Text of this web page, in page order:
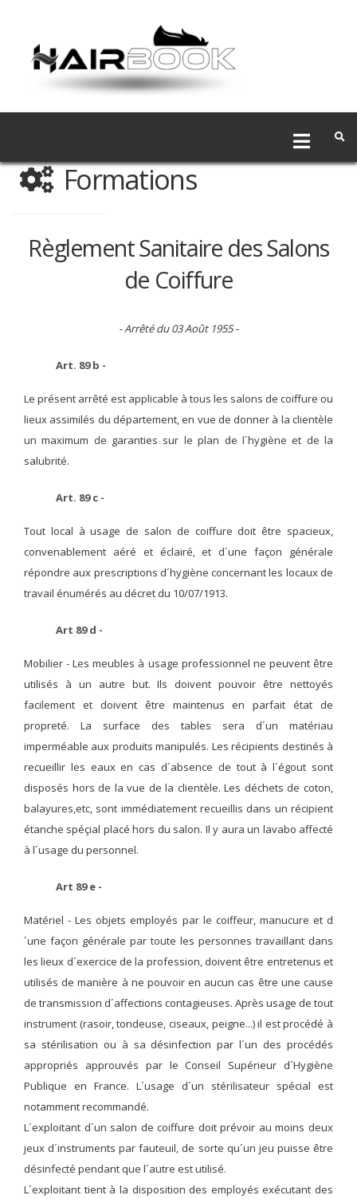
Formations
Règlement Sanitaire des Salons
de Coiffure
- Arrêté du 03 Août 1955 -
Art. 89 b -
Le présent arrêté est applicable à tous les salons de coiffure ou
lieux assimilés du département, en vue de donner à la clientèle
un maximum de garanties sur le plan de l´hygiène et de la
salubrité.
Art. 89 c -
Tout local à usage de salon de coiffure doit être spacieux,
convenablement aéré et éclairé, et d´une façon générale
répondre aux prescriptions d´hygiène concernant les locaux de
travail énumérés au décret du 10/07/1913.
Art 89 d -
Mobilier -Les meubles à usage professionnel ne peuvent être
utilisés à un autre but. Ils doivent pouvoir être nettoyés
facilement et doivent être maintenus en parfait état de
propreté. La surface des tables sera d´un matériau
imperméable aux produits manipulés. Les récipients destinés à
recueillir les eaux en cas d´absence de tout à l´égout sont
disposés hors de la vue de la clientèle. Les déchets de coton,
balayures,etc, sont immédiatement recueillis dans un récipient
étanche spéçial placé hors du salon. Il y aura un lavabo affecté
à l´usage du personnel.
Art 89 e -
Matériel -Les objets employés par le coiffeur, manucure et d
´une façon générale par toute les personnes travaillant dans
les lieux d´exercice de la profession, doivent être entretenus et
utilisés de manière à ne pouvoir en aucun cas être une cause
de transmission d´affections contagieuses. Après usage de tout
instrument (rasoir, tondeuse, ciseaux, peigne...) il est procédé à
sa stérilisation ou à sa désinfection par l´un des procédés
appropriés approuvés par le Conseil Supérieur d´Hygiène
Publique en France. L´usage d´un stérilisateur spécial est
notamment recommandé.
L´exploitant d´un salon de coiffure doit prévoir au moins deux
jeux d´instruments par fauteuil, de sorte qu´un jeu puisse être
désinfecté pendant que l´autre est utilisé.
L´exploitant tient à la disposition des employés exécutant des